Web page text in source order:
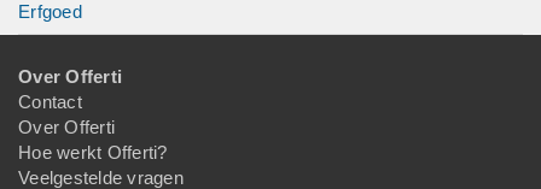
Erfgoed
Over Offerti
Contact
Over Offerti
Hoe werkt Offerti?
Veelgestelde vragen